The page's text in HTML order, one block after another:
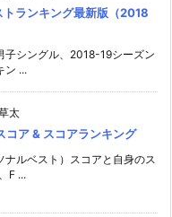
トランキング最新版（2018
子シングル、2018-19シーズン
ン ...
太
コア & スコアランキング
ナルベスト）スコアと自身のス
F ...